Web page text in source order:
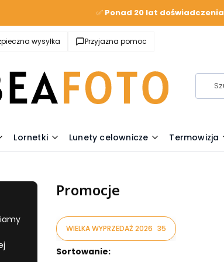
✅ Ponad 20 lat doświadczenia
wysyłka Przyjazna pomoc
Lornetki Lunety celownicze Termowizja
Promocje
WIELKA WYPRZEDAŻ 2026 35
Lista produktów
Sortowanie: